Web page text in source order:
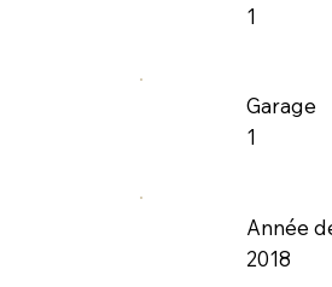
1
Garage
1
Année
2018